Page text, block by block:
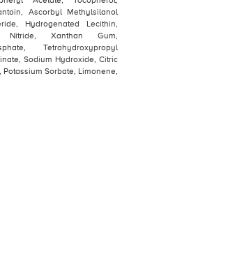
Ascorbyl Methylsilanol
Hydrogenated Lecithin,
Nitride, Xanthan Gum,
Tetrahydroxypropyl
Sodium Hydroxide, Citric
Sorbate, Limonene,